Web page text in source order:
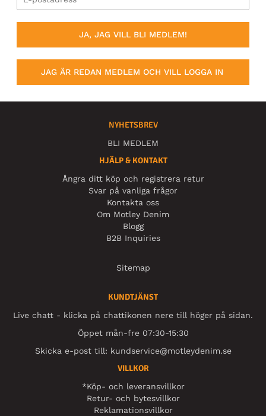
JA, JAG VILL BLI MEDLEM!
JAG ÄR REDAN MEDLEM OCH VILL LOGGA IN
NYHETSBREV
BLI MEDLEM
HJÄLP & KONTAKT
Ångra ditt köp och registrera retur
Svar på vanliga frågor
Kontakta oss
Om Motley Denim
Blogg
B2B Inquiries
Sitemap
KUNDTJÄNST
Live chatt - klicka på chattikonen nere till höger på sidan.
Öppet mån-fre 07:30-15:30
Skicka e-post till: kundservice@motleydenim.se
VILLKOR
*Köp- och leveransvillkor
Retur- och bytesvillkor
Reklamationsvillkor